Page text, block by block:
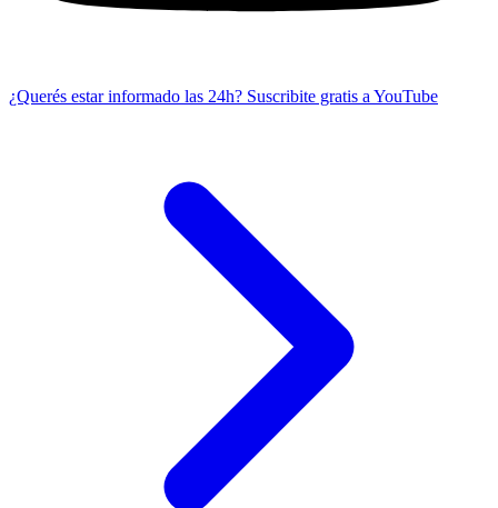
¿Querés estar informado las 24h? Suscribite gratis a YouTube